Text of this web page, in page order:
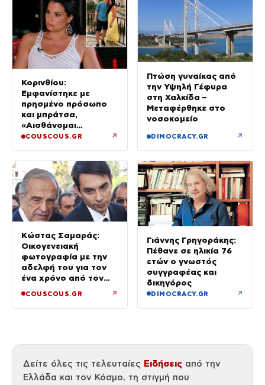
Κορινθίου:
Εμφανίστηκε με
πρησμένο πρόσωπο
και μπράτσα,
«Αισθάνομαι
μπουχτισμένη»
COUSCOUS.GR ↗
Πτώση γυναίκας από
την Υψηλή Γέφυρα
στη Χαλκίδα –
Μεταφέρθηκε στο
νοσοκομείο
DIMOCRACY.GR ↗
Κώστας Σαμαράς:
Οικογενειακή
φωτογραφία με την
αδελφή του για τον
ένα χρόνο από τον
COUSCOUS.GR ↗
Γιάννης Γρηγοράκης:
Πέθανε σε ηλικία 76
ετών ο γνωστός
συγγραφέας και
δικηγόρος
DIMOCRACY.GR ↗
Δείτε όλες τις τελευταίες Ειδήσεις από την
Ελλάδα και τον Κόσμο, τη στιγμή που